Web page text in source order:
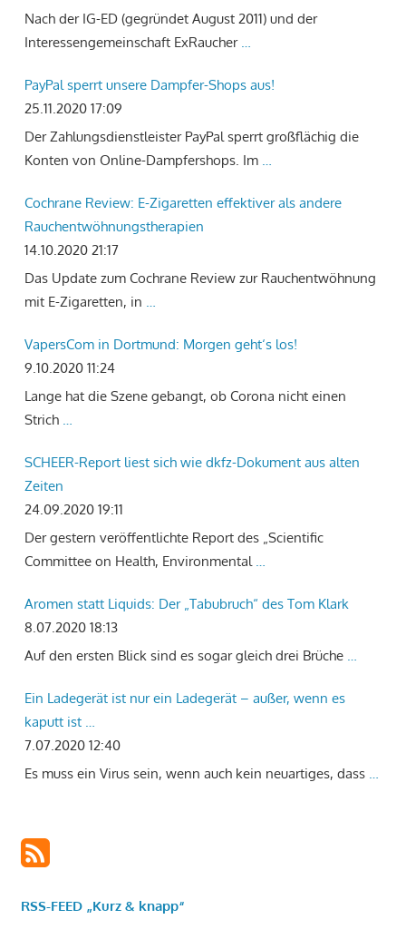
Nach der IG-ED (gegründet August 2011) und der
Interessengemeinschaft ExRaucher
PayPal sperrt unsere Dampfer-Shops aus!
25.11.2020 17:09
Der Zahlungsdienstleister PayPal sperrt großflächig die
Konten von Online-Dampfershops. Im
Cochrane Review: E-Zigaretten effektiver als andere
Rauchentwöhnungstherapien
14.10.2020 21:17
Das Update zum Cochrane Review zur Rauchentwöhnung
mit E-Zigaretten, in
VapersCom in Dortmund: Morgen geht‘s los!
9.10.2020 11:24
Lange hat die Szene gebangt, ob Corona nicht einen
Strich
SCHEER-Report liest sich wie dkfz-Dokument aus alten
Zeiten
24.09.2020 19:11
Der gestern veröffentlichte Report des „Scientific
Committee on Health, Environmental
Aromen statt Liquids: Der „Tabubruch“ des Tom Klark
8.07.2020 18:13
Auf den ersten Blick sind es sogar gleich drei Brüche
Ein Ladegerät ist nur ein Ladegerät – außer, wenn es
kaputt ist …
7.07.2020 12:40
Es muss ein Virus sein, wenn auch kein neuartiges, dass
RSS-FEED „Kurz & knapp“